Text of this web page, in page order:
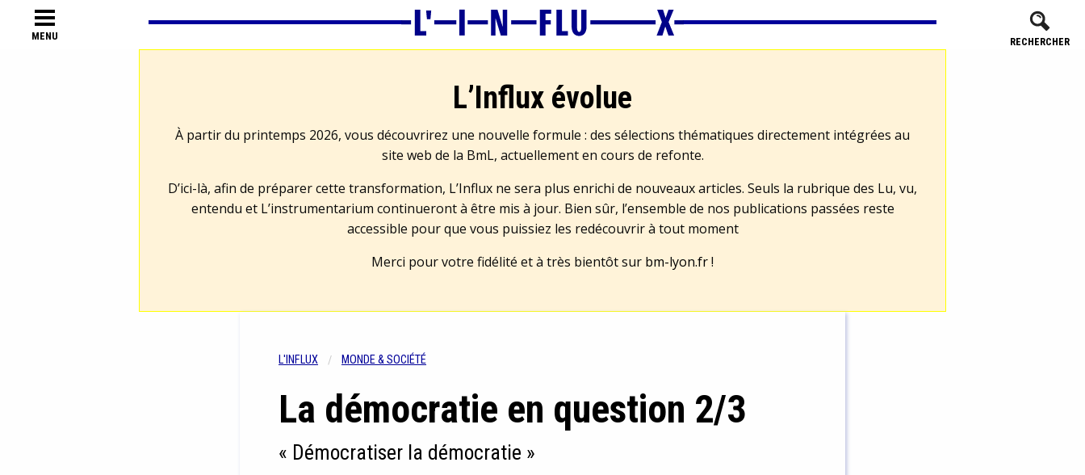
MENU RECHERCHER
L’Influx évolue
À partir du printemps 2026, vous découvrirez une nouvelle formule : des sélections thématiques directement intégrées au
site web de la BmL, actuellement en cours de refonte.
D’ici-là, afin de préparer cette transformation, L’Influx ne sera plus enrichi de nouveaux articles. Seuls la rubrique des Lu, vu,
entendu et L’instrumentarium continueront à être mis à jour. Bien sûr, l’ensemble de nos publications passées reste
accessible pour que vous puissiez les redécouvrir à tout moment
Merci pour votre fidélité et à très bientôt sur bm-lyon.fr!
L'INFLUX MONDE & SOCIÉTÉ
La démocratie en question 2/3
« Démocratiser la démocratie »